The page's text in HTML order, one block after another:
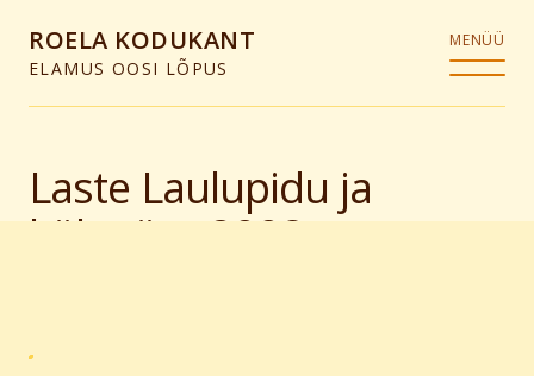
ROELA KODUKANT
ELAMUS OOSI LÕPUS
MENÜÜ
Laste Laulupidu ja
külapäev 2008